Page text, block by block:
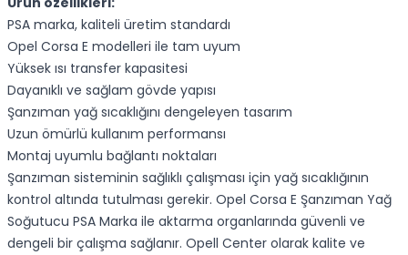
PSA marka, kaliteli üretim standardı
Opel Corsa E modelleri ile tam uyum
Yüksek ısı transfer kapasitesi
Dayanıklı ve sağlam gövde yapısı
Şanzıman yağ sıcaklığını dengeleyen tasarım
Uzun ömürlü kullanım performansı
Montaj uyumlu bağlantı noktaları
Şanzıman sisteminin sağlıklı çalışması için yağ sıcaklığının
kontrol altında tutulması gerekir. Opel Corsa E Şanzıman Yağ
Soğutucu PSA Marka ile aktarma organlarında güvenli ve
dengeli bir çalışma sağlanır. Opell Center olarak kalite ve